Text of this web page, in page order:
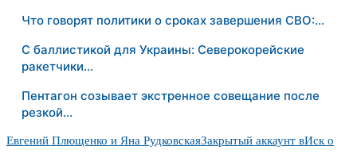
Что говорят политики о сроках завершения СВО:…
С баллистикой для Украины: Северокорейские
ракетчики…
Пентагон созывает экстренное совещание после
резкой…
Евгений Плющенко и Яна РудковскаяЗакрытый аккаунт вИск о